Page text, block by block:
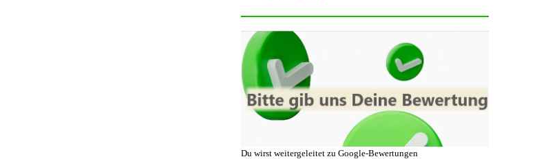
Du wirst weitergeleitet zu Google-Bewertungen